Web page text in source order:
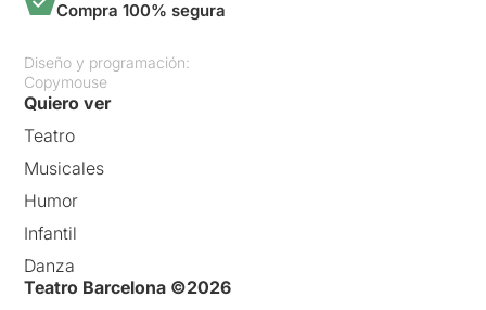
Compra 100% segura
Diseño y programación:
Copymouse
Quiero ver
Teatro
Musicales
Humor
Infantil
Danza
Teatro Barcelona ©2026